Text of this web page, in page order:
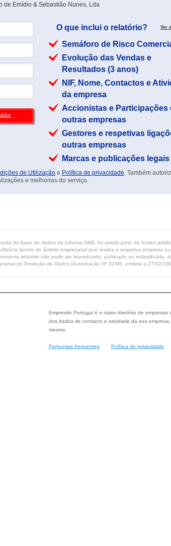
de Emídio & Sebastião Nunes, Lda
O que inclui o relatório? Ver
Semáforo de Risco
Evolução das Vendas e
Resultados (3 anos)
NIF, Nome, Contactos e
da empresa
Accionistas e Participações
outras empresas
Gestores e respetivas
outras empresas
Marcas e publicações legais
de Utilização e Política de privacidade. Também
e melhorias do serviço.
da base de dados da Informa D&B, foi obtida junto de fontes
la dentro do âmbito empresarial que realiza a respetiva empresa
relatório não pode ser reproduzido, publicado ou redistribuído,
de Proteção de Dados (Autorização Nº 32/96, emitida a 27/02/
Empresite Portugal é o maior diretório de
dos dados de contacto e atividade da sua
mesmo.
Perguntas frequentes Política de privacidade